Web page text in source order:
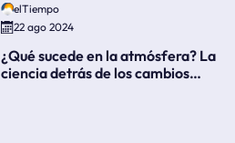
elTiempo
22 ago 2024
¿Qué sucede en la atmósfera? La
ciencia detrás de los cambios